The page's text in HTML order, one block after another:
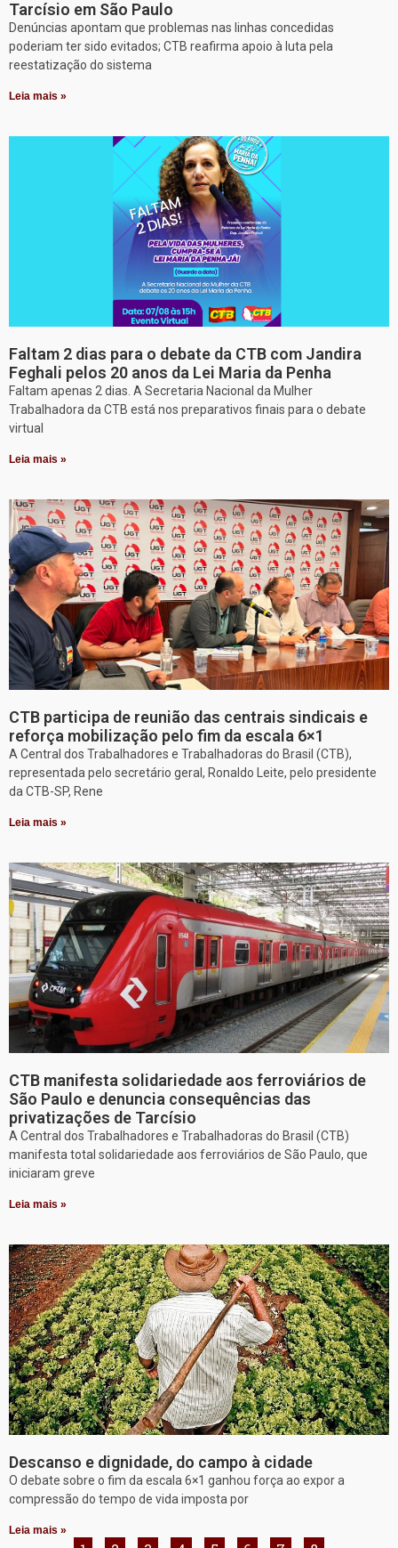
Tarcísio em São Paulo
Denúncias apontam que problemas nas linhas concedidas
poderiam ter sido evitados; CTB reafirma apoio à luta pela
reestatização do sistema
Leia mais »
Faltam 2 dias para o debate da CTB com Jandira
Feghali pelos 20 anos da Lei Maria da Penha
Faltam apenas 2 dias. A Secretaria Nacional da Mulher
Trabalhadora da CTB está nos preparativos finais para o debate
virtual
Leia mais »
CTB participa de reunião das centrais sindicais e
reforça mobilização pelo fim da escala 6×1
A Central dos Trabalhadores e Trabalhadoras do Brasil (CTB),
representada pelo secretário geral, Ronaldo Leite, pelo presidente
da CTB-SP, Rene
Leia mais »
CTB manifesta solidariedade aos ferroviários de
São Paulo e denuncia consequências das
privatizações de Tarcísio
A Central dos Trabalhadores e Trabalhadoras do Brasil (CTB)
manifesta total solidariedade aos ferroviários de São Paulo, que
iniciaram greve
Leia mais »
Descanso e dignidade, do campo à cidade
O debate sobre o fim da escala 6×1 ganhou força ao expor a
compressão do tempo de vida imposta por
Leia mais »